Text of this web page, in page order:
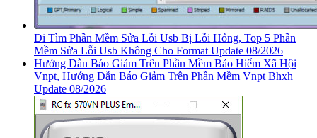
Đi Tìm Phần Mềm Sửa Lỗi Usb Bị Lỗi Hỏng, Top 5 Phần
Mềm Sửa Lỗi Usb Không Cho Format Update 08/2026
Hướng Dẫn Báo Giảm Trên Phần Mềm Bảo Hiểm Xã Hội
Vnpt, Hướng Dẫn Báo Giảm Trên Phần Mềm Vnpt Bhxh
Update 08/2026